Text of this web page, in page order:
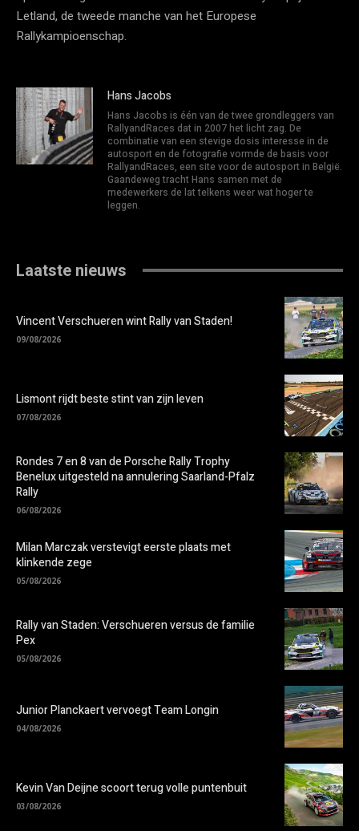
Letland, de tweede manche van het Europese
Rallykampioenschap.
Hans Jacobs
Hans Jacobs is één van de twee grondleggers van
RallyandRaces dat in 2007 het licht zag. De
combinatie van een stevige dosis interesse in de
autosport en de fotografie vormde de basis voor
RallyandRaces, een site voor de autosport in België.
Gaandeweg tracht Hans samen met de
medewerkers de lat telkens weer wat hoger te
leggen.
Laatste nieuws
Vincent Verschueren wint Rally van Staden!
09/08/2026
Lismont rijdt beste stint van zijn leven
07/08/2026
Rondes 7 en 8 van de Porsche Rally Trophy
Benelux uitgesteld na annulering Saarland-Pfalz
Rally
06/08/2026
Milan Marczak verstevigt eerste plaats met
klinkende zege
05/08/2026
Rally van Staden: Verschueren versus de familie
Pex
05/08/2026
Junior Planckaert vervoegt Team Longin
04/08/2026
Kevin Van Deijne scoort terug volle puntenbuit
03/08/2026